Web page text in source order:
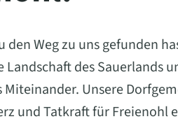
den Weg zu uns gefunden
Landschaft des Sauerlands
Miteinander. Unsere
und Tatkraft für Freienohl